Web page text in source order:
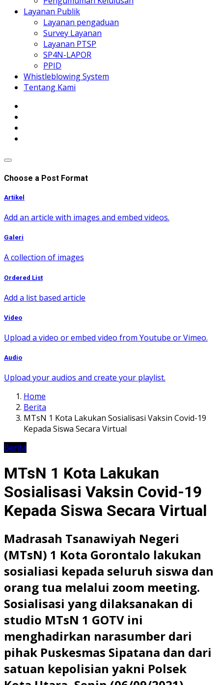
Layanan Publik
Layanan pengaduan
Survey Layanan
Layanan PTSP
SP4N-LAPOR
PPID
Whistleblowing System
Tentang Kami
Choose a Post Format
Artikel
Add an article with images and embed videos.
Galeri
A collection of images
Ordered List
Add a list based article
Video
Upload a video or embed video from Youtube or Vimeo.
Audio
Upload your audios and create your playlist.
Home
Berita
MTsN 1 Kota Lakukan Sosialisasi Vaksin Covid-19
Kepada Siswa Secara Virtual
Berita
MTsN 1 Kota Lakukan
Sosialisasi Vaksin Covid-19
Kepada Siswa Secara Virtual
Madrasah Tsanawiyah Negeri
(MTsN) 1 Kota Gorontalo lakukan
sosialiasi kepada seluruh siswa dan
orang tua melalui zoom meeting.
Sosialisasi yang dilaksanakan di
studio MTsN 1 GOTV ini
menghadirkan narasumber dari
pihak Puskesmas Sipatana dan dari
satuan kepolisian yakni Polsek